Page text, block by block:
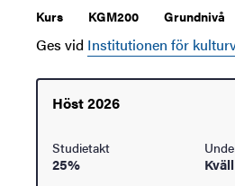
Kurs KGM200 Grundnivå
Ges vid Institutionen för
Höst 2026
Studietakt
25% Kväll